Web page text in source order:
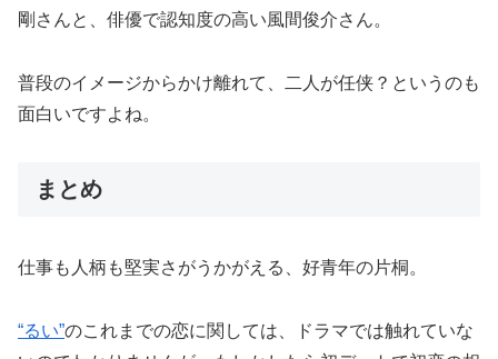
剛さんと、俳優で認知度の高い風間俊介さん。
普段のイメージからかけ離れて、二人が任侠？というのも
面白いですよね。
まとめ
仕事も人柄も堅実さがうかがえる、好青年の片桐。
“るい”のこれまでの恋に関しては、ドラマでは触れていな